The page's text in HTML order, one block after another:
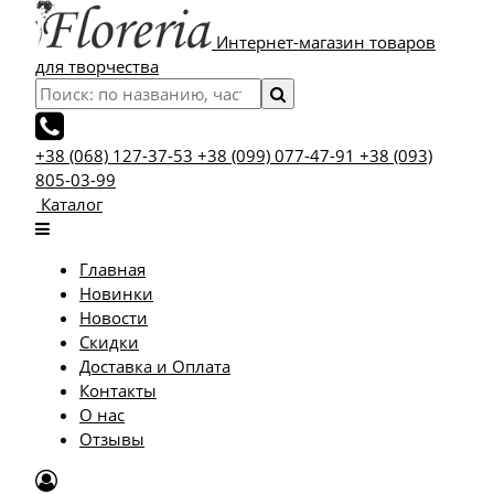
Интернет-магазин товаров
для творчества
+38 (068) 127-37-53 +38 (099) 077-47-91 +38 (093)
805-03-99
Каталог
Главная
Новинки
Новости
Скидки
Доставка и Оплата
Контакты
О нас
Отзывы